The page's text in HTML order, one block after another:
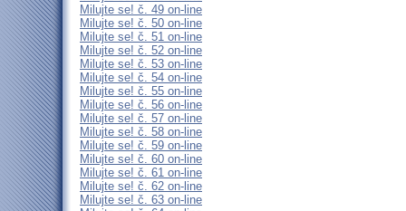
Milujte se! č. 49 on-line
Milujte se! č. 50 on-line
Milujte se! č. 51 on-line
Milujte se! č. 52 on-line
Milujte se! č. 53 on-line
Milujte se! č. 54 on-line
Milujte se! č. 55 on-line
Milujte se! č. 56 on-line
Milujte se! č. 57 on-line
Milujte se! č. 58 on-line
Milujte se! č. 59 on-line
Milujte se! č. 60 on-line
Milujte se! č. 61 on-line
Milujte se! č. 62 on-line
Milujte se! č. 63 on-line